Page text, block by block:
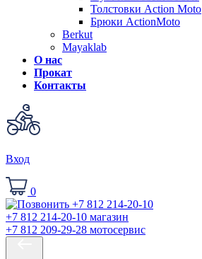
Толстовки Action Moto
Брюки ActionMoto
Berkut
Mayaklab
О нас
Прокат
Контакты
Вход
0
+7 812 214-20-10 магазин
+7 812 209-29-28 мотосервис